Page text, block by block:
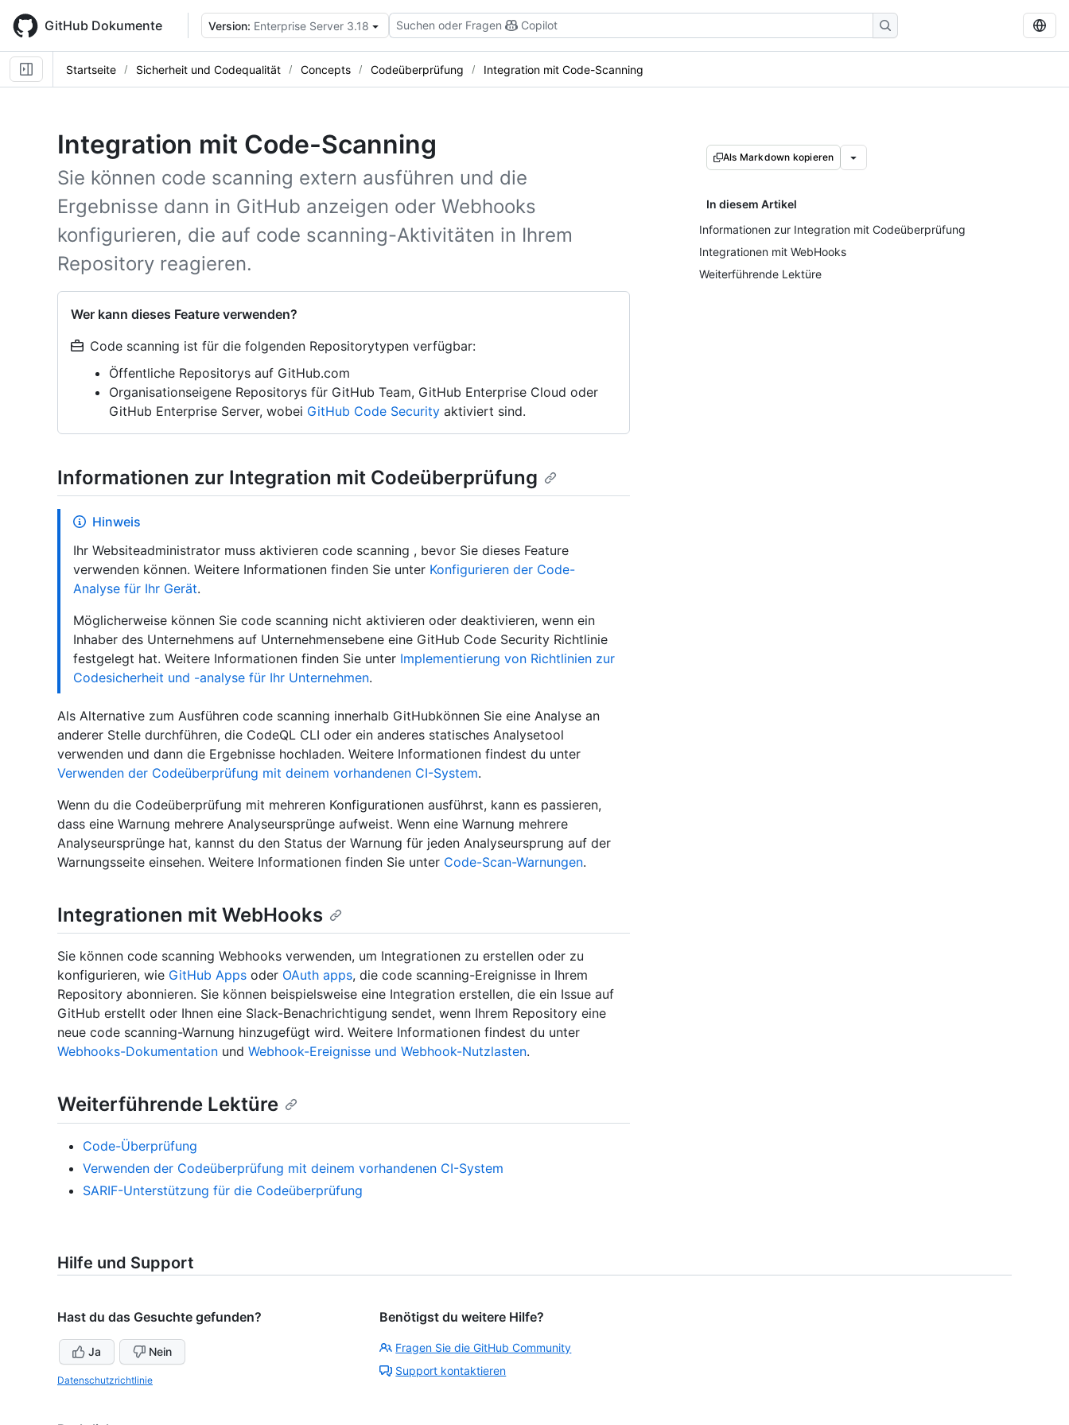
main
content
GitHub Dokumente Version: Enterprise Server 3.18 Suchen oder Fragen Copilot
Startseite Sicherheit und Codequalität Concepts Codeüberprüfung Integration mit Code-Scanning
Integration mit Code-Scanning
Sie können code scanning extern ausführen und die
Ergebnisse dann in GitHub anzeigen oder Webhooks
konfigurieren, die auf code scanning-Aktivitäten in Ihrem
Repository reagieren.
Wer kann dieses Feature verwenden?
Code scanning ist für die folgenden Repositorytypen verfügbar:
Öffentliche Repositorys auf GitHub.com
Organisationseigene Repositorys für GitHub Team, GitHub Enterprise Cloud oder
GitHub Enterprise Server, wobei GitHub Code Security aktiviert sind.
Als Markdown kopieren
In diesem Artikel
Informationen zur Integration mit Codeüberprüfung
Integrationen mit WebHooks
Weiterführende Lektüre
Informationen zur Integration mit Codeüberprüfung
Hinweis
Ihr Websiteadministrator muss aktivieren code scanning , bevor Sie dieses Feature
verwenden können. Weitere Informationen finden Sie unter Konfigurieren der Code-
Analyse für Ihr Gerät.
Möglicherweise können Sie code scanning nicht aktivieren oder deaktivieren, wenn ein
Inhaber des Unternehmens auf Unternehmensebene eine GitHub Code Security Richtlinie
festgelegt hat. Weitere Informationen finden Sie unter Implementierung von Richtlinien zur
Codesicherheit und -analyse für Ihr Unternehmen.
Als Alternative zum Ausführen code scanning innerhalb GitHubkönnen Sie eine Analyse an
anderer Stelle durchführen, die CodeQL CLI oder ein anderes statisches Analysetool
verwenden und dann die Ergebnisse hochladen. Weitere Informationen findest du unter
Verwenden der Codeüberprüfung mit deinem vorhandenen CI-System.
Wenn du die Codeüberprüfung mit mehreren Konfigurationen ausführst, kann es passieren,
dass eine Warnung mehrere Analyseursprünge aufweist. Wenn eine Warnung mehrere
Analyseursprünge hat, kannst du den Status der Warnung für jeden Analyseursprung auf der
Warnungsseite einsehen. Weitere Informationen finden Sie unter Code-Scan-Warnungen.
Integrationen mit WebHooks
Sie können code scanning Webhooks verwenden, um Integrationen zu erstellen oder zu
konfigurieren, wie GitHub Apps oder OAuth apps, die code scanning-Ereignisse in Ihrem
Repository abonnieren. Sie können beispielsweise eine Integration erstellen, die ein Issue auf
GitHub erstellt oder Ihnen eine Slack-Benachrichtigung sendet, wenn Ihrem Repository eine
neue code scanning-Warnung hinzugefügt wird. Weitere Informationen findest du unter
Webhooks-Dokumentation und Webhook-Ereignisse und Webhook-Nutzlasten.
Weiterführende Lektüre
Code-Überprüfung
Verwenden der Codeüberprüfung mit deinem vorhandenen CI-System
SARIF-Unterstützung für die Codeüberprüfung
Hilfe und Support
Hast du das Gesuchte gefunden?
Ja Nein
Datenschutzrichtlinie
Benötigst du weitere Hilfe?
Fragen Sie die GitHub Community
Support kontaktieren